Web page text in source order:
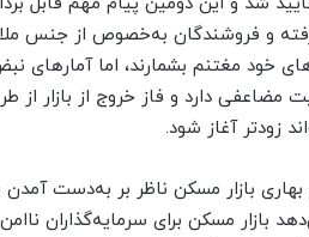
و فروشندگان به‌خصوص از جنس
خود مغتنم بشمارند، اما آمارهای
مضاعفی دارد و فاز خروج از بازار از
زودتر آغاز شود.
بازار مسکن ناظر بر به‌دست